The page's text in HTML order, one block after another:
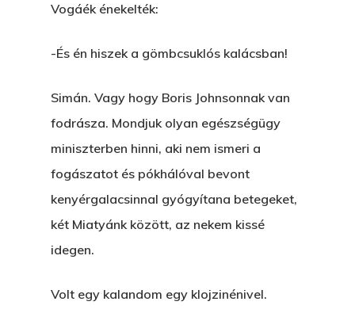
Vogáék énekelték:
-És én hiszek a gömbcsuklós kalácsban!
Simán. Vagy hogy Boris Johnsonnak van
fodrásza. Mondjuk olyan egészségügy
miniszterben hinni, aki nem ismeri a
fogászatot és pókhálóval bevont
kenyérgalacsinnal gyógyítana betegeket,
két Miatyánk között, az nekem kissé
idegen.
Volt egy kalandom egy klojzinénivel.